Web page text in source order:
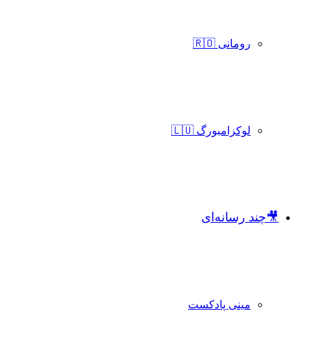
رومانی 🇷🇴
لوکزامبورگ 🇱🇺
🎥چند رسانه‌ای
مینی پادکست